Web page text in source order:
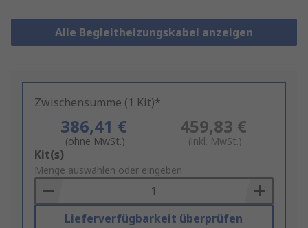
Alle Begleitheizungskabel anzeigen
Zwischensumme (1 Kit)*
386,41 €
(ohne MwSt.)
459,83 €
(inkl. MwSt.)
Add
to
Basket
Kit(s)
Menge auswählen oder eingeben
Lieferverfügbarkeit überprüfen